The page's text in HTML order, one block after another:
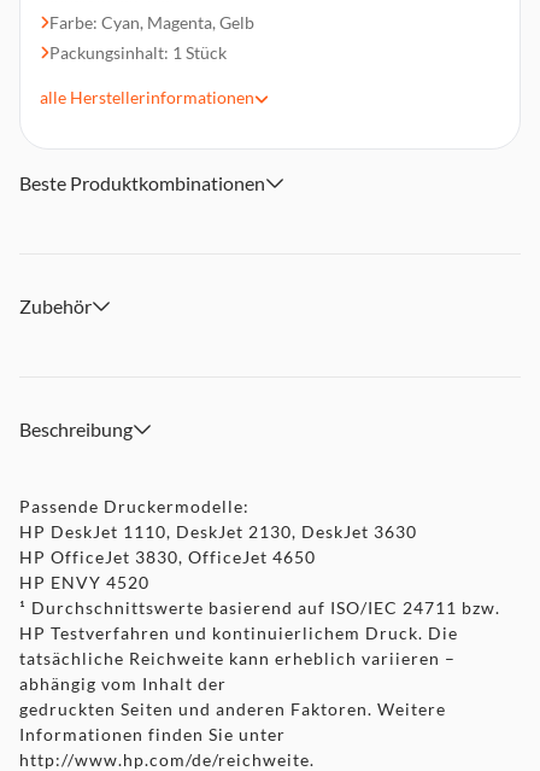
Farbe: Cyan, Magenta, Gelb
Packungsinhalt: 1 Stück
alle Herstellerinformationen
Beste Produktkombinationen
Zubehör
Beschreibung
Passende Druckermodelle:
HP DeskJet 1110, DeskJet 2130, DeskJet 3630
HP OfficeJet 3830, OfficeJet 4650
HP ENVY 4520
¹ Durchschnittswerte basierend auf ISO/IEC 24711 bzw.
HP Testverfahren und kontinuierlichem Druck. Die
tatsächliche Reichweite kann erheblich variieren –
abhängig vom Inhalt der
gedruckten Seiten und anderen Faktoren. Weitere
Informationen finden Sie unter
http://www.hp.com/de/reichweite.